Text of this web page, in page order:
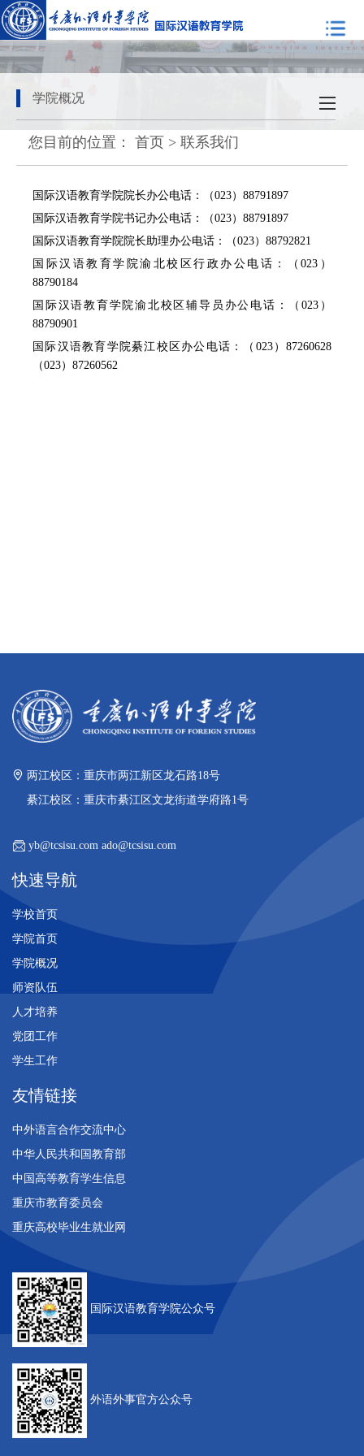
学院概况
您目前的位置： 首页 > 联系我们
国际汉语教育学院院长办公电话：（023）88791897
国际汉语教育学院书记办公电话：（023）88791897
国际汉语教育学院院长助理办公电话：（023）88792821
国际汉语教育学院渝北校区行政办公电话：（023）
88790184
国际汉语教育学院渝北校区辅导员办公电话：（023）
88790901
国际汉语教育学院綦江校区办公电话：（023）87260628
（023）87260562
两江校区：重庆市两江新区龙石路18号
綦江校区：重庆市綦江区文龙街道学府路1号
yb@tcsisu.com ado@tcsisu.com
快速导航
学校首页
学院首页
学院概况
师资队伍
人才培养
党团工作
学生工作
友情链接
中外语言合作交流中心
中华人民共和国教育部
中国高等教育学生信息
重庆市教育委员会
重庆高校毕业生就业网
国际汉语教育学院公众号
外语外事官方公众号